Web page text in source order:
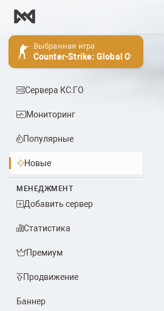
Выбранная игра
Counter-Strike: Global Offensive
Сервера КС:ГО
Мониторинг
Популярные
Новые
МЕНЕДЖМЕНТ
Добавить сервер
Статистика
Премиум
Продвижение
Баннер